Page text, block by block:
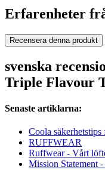
Erfarenheter
Recensera denna produkt
svenska
Triple Flavour
Senaste artiklarna:
Coola
RUFFWEAR
Ruffwear - Vårt
Mission Statement